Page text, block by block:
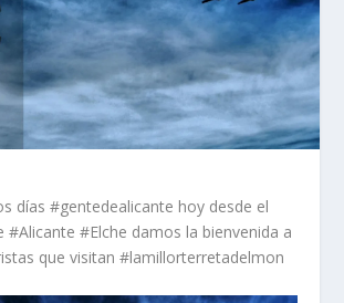
días #gentedealicante hoy desde el
#Alicante #Elche damos la bienvenida a
que visitan #lamillorterretadelmon